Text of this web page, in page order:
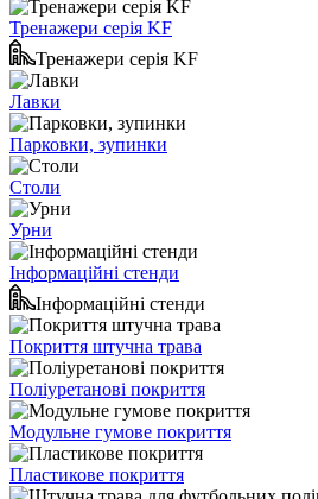
Тренажери серія KF
Тренажери серія KF
Лавки
Парковки, зупинки
Столи
Урни
Інформаційні стенди
Інформаційні стенди
Покриття штучна трава
Поліуретанові покриття
Модульне гумове покриття
Пластикове покриття